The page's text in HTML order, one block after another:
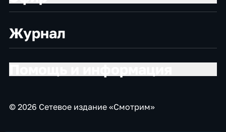
Журнал
© 2026 Сетевое издание «Смотрим»